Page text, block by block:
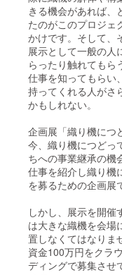
きる機会があれば、
たのがこのプロジェ
かけです。そして、
展示として一般の人
らったり触れてもら
仕事を知ってもらい
持ってくれる人がさ
かもしれない。
企画展「織り機につ
今、織り機につどっ
ちへの事業継承の機
仕事を紹介し織り機
を募るための企画展
しかし、展示を開催
は大きな織機を会場
置しなくてはなりま
資金100万円をクラ
ディングで募集させ